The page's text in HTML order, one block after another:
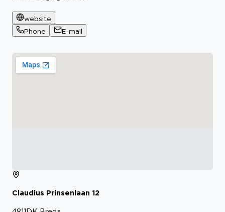
website
Phone
E-mail
Claudius Prinsenlaan 12